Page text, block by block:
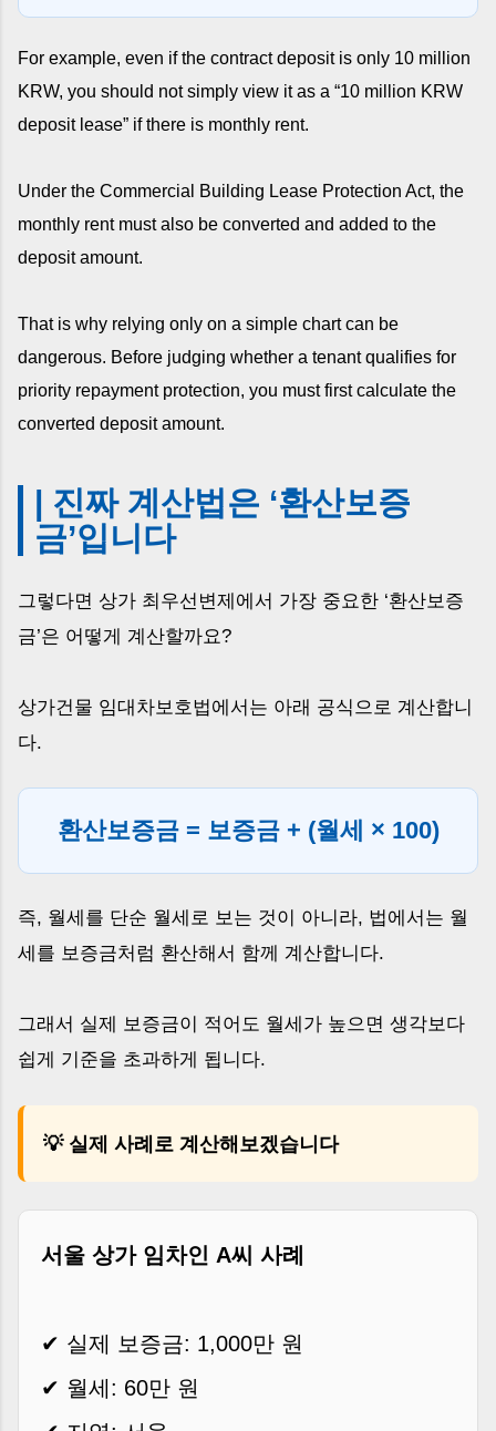
For example, even if the contract deposit is only 10 million
KRW, you should not simply view it as a “10 million KRW
deposit lease” if there is monthly rent.
Under the Commercial Building Lease Protection Act, the
monthly rent must also be converted and added to the
deposit amount.
That is why relying only on a simple chart can be
dangerous. Before judging whether a tenant qualifies for
priority repayment protection, you must first calculate the
converted deposit amount.
| 진짜 계산법은 ‘환산보증
금’입니다
그렇다면 상가 최우선변제에서 가장 중요한 ‘환산보증
금’은 어떻게 계산할까요?
상가건물 임대차보호법에서는 아래 공식으로 계산합니
다.
환산보증금 = 보증금 + (월세 × 100)
즉, 월세를 단순 월세로 보는 것이 아니라, 법에서는 월
세를 보증금처럼 환산해서 함께 계산합니다.
그래서 실제 보증금이 적어도 월세가 높으면 생각보다
쉽게 기준을 초과하게 됩니다.
💡 실제 사례로 계산해보겠습니다
서울 상가 임차인 A씨 사례
✔ 실제 보증금: 1,000만 원
✔ 월세: 60만 원